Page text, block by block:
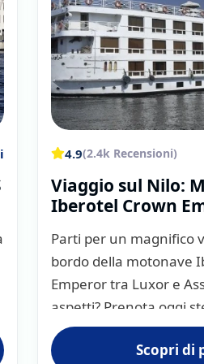
godendo di panorami
con quote a
ponte della nave,
menù internazionali,
che va ben oltre una
l’Egitto in modo
storia millenaria con
nel cuore.
quanto
sul Nilo
Nel Mondo
e soluzioni.
4.9(2.4k Recensioni)
Viaggio sul Nilo:
Iberotel Crown
Parti per un magnifico
bordo della motonave
Emperor tra Luxor e
aspetti? Prenota oggi
Scopri di